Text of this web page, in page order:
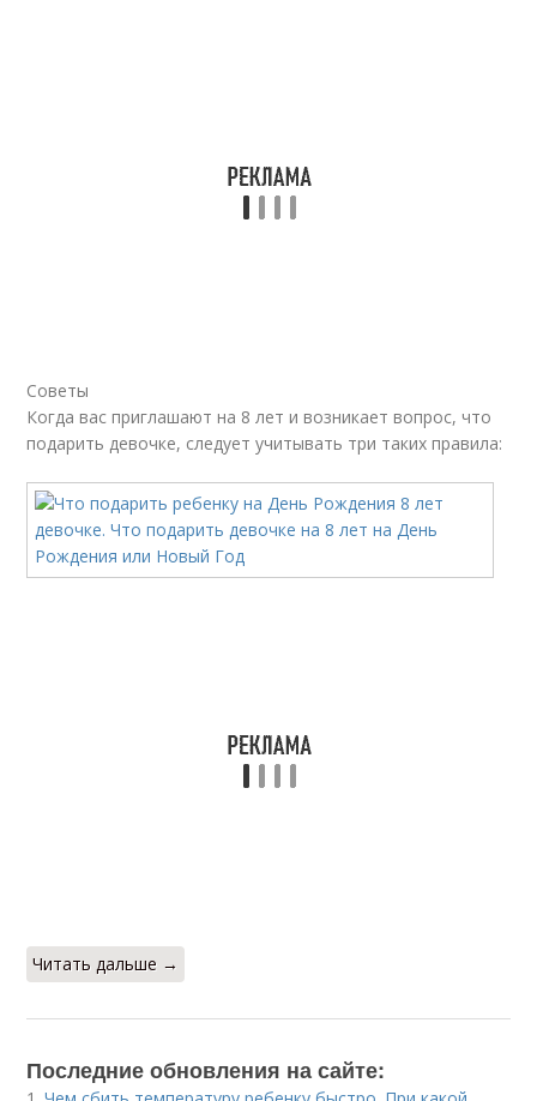
Советы
Когда вас приглашают на 8 лет и возникает вопрос, что
подарить девочке, следует учитывать три таких правила:
Читать дальше →
Последние обновления на сайте: